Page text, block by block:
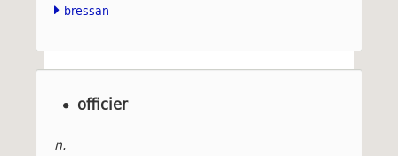
bressan
officier
n.